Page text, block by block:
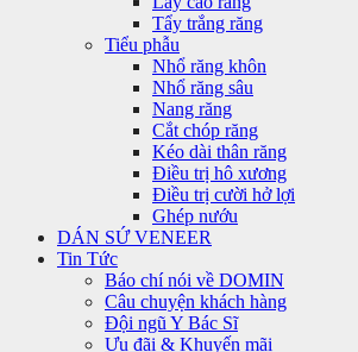
Tẩy trắng răng
Tiểu phẫu
Nhổ răng khôn
Nhổ răng sâu
Nang răng
Cắt chóp răng
Kéo dài thân răng
Điều trị hô xương
Điều trị cười hở lợi
Ghép nướu
DÁN SỨ VENEER
Tin Tức
Báo chí nói về DOMIN
Câu chuyện khách hàng
Đội ngũ Y Bác Sĩ
Ưu đãi & Khuyến mãi